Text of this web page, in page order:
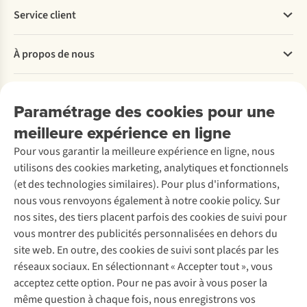
Paramétrage des cookies pour une
meilleure expérience en ligne
Pour vous garantir la meilleure expérience en ligne, nous
utilisons des cookies marketing, analytiques et fonctionnels
(et des technologies similaires). Pour plus d'informations,
nous vous renvoyons également à notre cookie policy. Sur
nos sites, des tiers placent parfois des cookies de suivi pour
vous montrer des publicités personnalisées en dehors du
site web. En outre, des cookies de suivi sont placés par les
réseaux sociaux. En sélectionnant « Accepter tout », vous
acceptez cette option. Pour ne pas avoir à vous poser la
même question à chaque fois, nous enregistrons vos
Service client
Commander
Payer
Retourner
Rétractation d'une commande
Entretien & réparations
Garantie
Contactez-nous
À propos de nous
Entreprise responsable
À propos d’Ayacucho
Nos magasins
À propos d’A.S.Adventure
Déclaration d'accessibilité
Location / Location sports d’hiver
Seconde-main
Entretien de ski
Service de lavage
Entretien de chaussures
Réparation de chaussures
Réparation de vêtements
Retouches
Pour les entreprises
Découvrez
A.S.Magazine
Explore Camp
Expertise & conseils
Abonnez-vous à la newsletter
Suivez-nous